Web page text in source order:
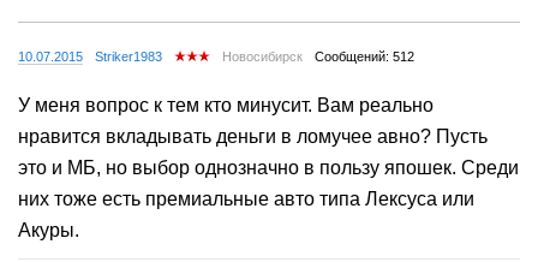
10.07.2015 Striker1983 Новосибирск Сообщений: 512
У меня вопрос к тем кто минусит. Вам реально
нравится вкладывать деньги в ломучее авно? Пусть
это и МБ, но выбор однозначно в пользу япошек. Среди
них тоже есть премиальные авто типа Лексуса или
Акуры.